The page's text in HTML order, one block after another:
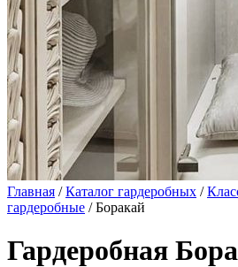
Главная /Каталог гардеробных /
гардеробные / Боракай
Гардеробная